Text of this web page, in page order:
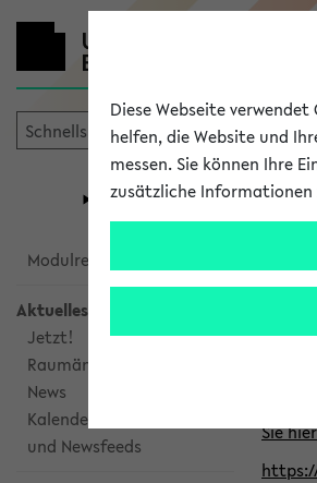
Universität
eKVV
Modulrecherche
Aktuelles
Jetzt!
Raumänderungen
News
Kalenderintegration
und Newsfeeds
Sie hier
Diese Webseite
helfen, die Website und
messen. Sie können Ihre
zusätzliche Informationen